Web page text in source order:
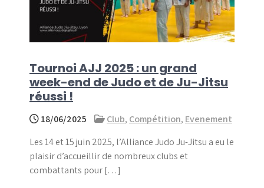
Tournoi AJJ 2025 : un grand
week-end de Judo et de Ju-Jitsu
réussi !
18/06/2025 Club, Compétition, Evenement
Les 14 et 15 juin 2025, l’Alliance Judo Ju-Jitsu a eu le
plaisir d’accueillir de nombreux clubs et
combattants pour […]